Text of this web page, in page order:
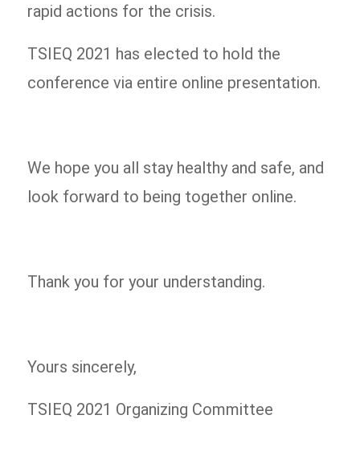
rapid actions for the crisis.
TSIEQ 2021 has elected to hold the
conference via entire online presentation.
We hope you all stay healthy and safe, and
look forward to being together online.
Thank you for your understanding.
Yours sincerely,
TSIEQ 2021 Organizing Committee